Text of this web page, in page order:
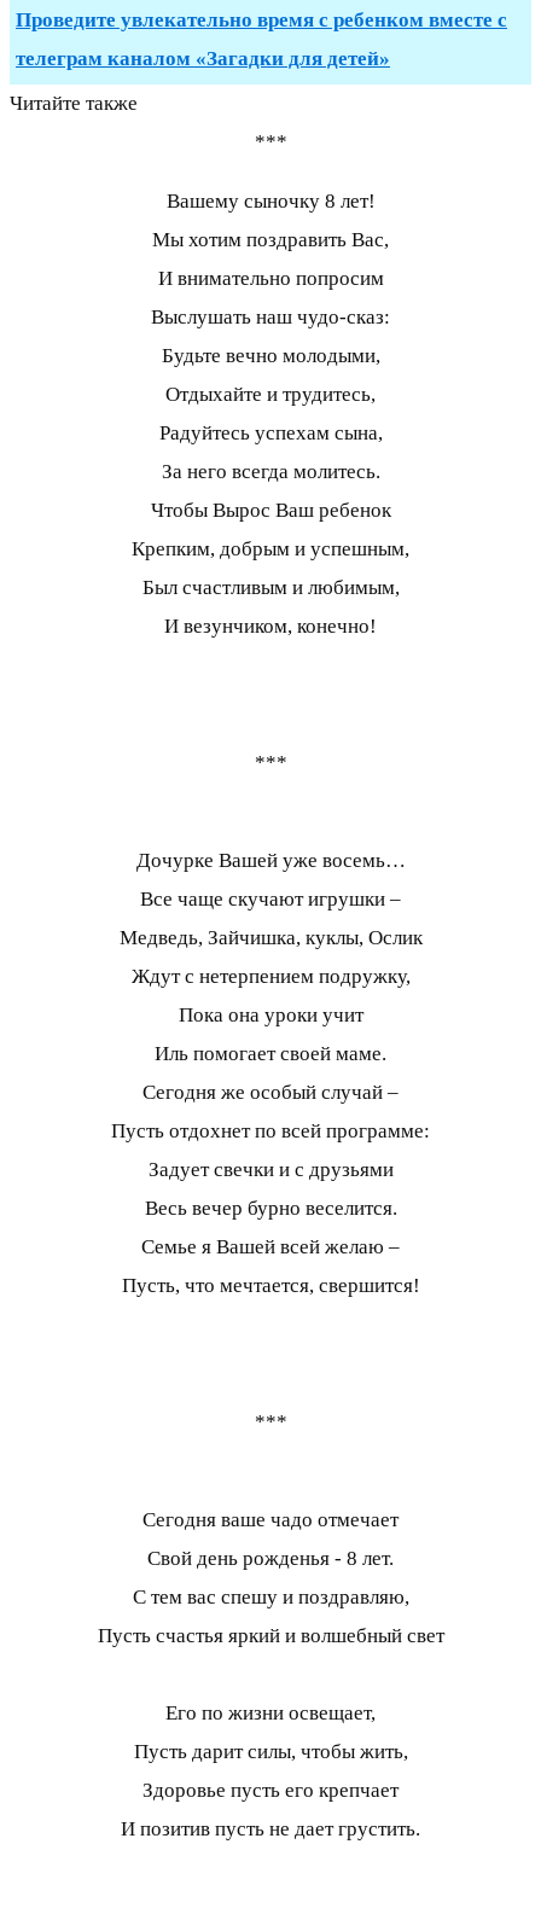
Проведите увлекательно время с ребенком вместе с
телеграм каналом «Загадки для детей»
Читайте также
***
Вашему сыночку 8 лет!
Мы хотим поздравить Вас,
И внимательно попросим
Выслушать наш чудо-сказ:
Будьте вечно молодыми,
Отдыхайте и трудитесь,
Радуйтесь успехам сына,
За него всегда молитесь.
Чтобы Вырос Ваш ребенок
Крепким, добрым и успешным,
Был счастливым и любимым,
И везунчиком, конечно!
***
Дочурке Вашей уже восемь…
Все чаще скучают игрушки –
Медведь, Зайчишка, куклы, Ослик
Ждут с нетерпением подружку,
Пока она уроки учит
Иль помогает своей маме.
Сегодня же особый случай –
Пусть отдохнет по всей программе:
Задует свечки и с друзьями
Весь вечер бурно веселится.
Семье я Вашей всей желаю –
Пусть, что мечтается, свершится!
***
Сегодня ваше чадо отмечает
Свой день рожденья - 8 лет.
С тем вас спешу и поздравляю,
Пусть счастья яркий и волшебный свет
Его по жизни освещает,
Пусть дарит силы, чтобы жить,
Здоровье пусть его крепчает
И позитив пусть не дает грустить.